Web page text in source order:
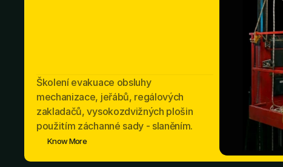
Školení evakuace obsluhy
mechanizace, jeřábů, regálových
zakladačů, vysokozdvižných plošin
použitím záchanné sady - slaněním.
Know More